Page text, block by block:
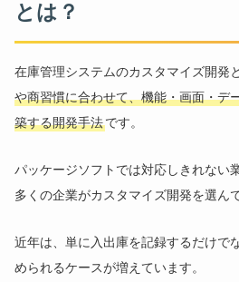
とは？
在庫管理システムのカスタマイズ開発
や商習慣に合わせて、機能・画面・デ
築する開発手法です。
パッケージソフトでは対応しきれない
多くの企業がカスタマイズ開発を選ん
近年は、単に入出庫を記録するだけで
められるケースが増えています。